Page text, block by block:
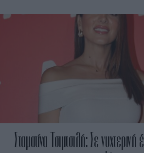
Σταματίνα Τσιμτσιλή: Σε